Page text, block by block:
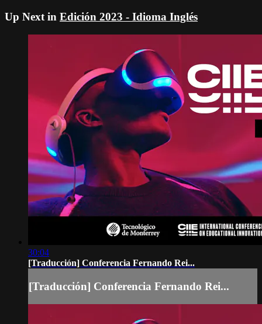
Up Next in Edición 2023 - Idioma Inglés
30:04
[Traducción] Conferencia Fernando Rei...
[Traducción] Conferencia Fernando Rei...